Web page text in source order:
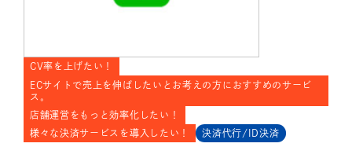
CV率を上げたい！
ECサイトで売上を伸ばしたいとお考えの方におすすめのサービ
ス。
店舗運営をもっと効率化したい！
様々な決済サービスを導入したい！
決済代行/ID決済